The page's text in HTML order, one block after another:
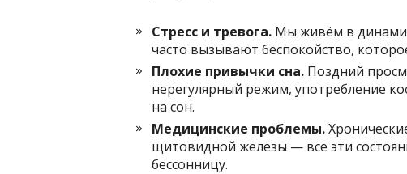
Стресс и тревога. Мы живём в
часто вызывают беспокойство,
Плохие привычки сна. Поздний
нерегулярный режим, употребление
на сон.
Медицинские проблемы.
щитовидной железы — все эти
бессонницу.